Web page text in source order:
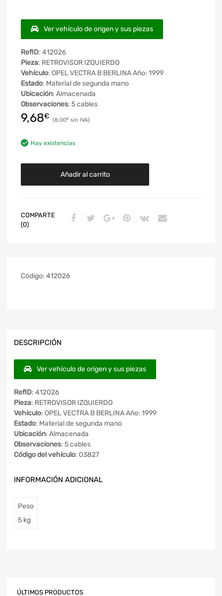
Ver vehículo de origen y sus piezas
RefID: 412026
Pieza: RETROVISOR IZQUIERDO
Vehículo: OPEL VECTRA B BERLINA Año: 1999
Estado: Material de segunda mano
Ubicación: Almacenada
Observaciones: 5 cables
9,68€ 8,00€
Hay existencias
Añadir al carrito
COMPARTE
(0)
Código: 412026
DESCRIPCIÓN
Ver vehículo de origen y sus piezas
RefID: 412026
Pieza: RETROVISOR IZQUIERDO
Vehículo: OPEL VECTRA B BERLINA Año: 1999
Estado: Material de segunda mano
Ubicación: Almacenada
Observaciones: 5 cables
Código del vehículo: 03827
INFORMACIÓN ADICIONAL
Peso
5 kg
ÚLTIMOS PRODUCTOS